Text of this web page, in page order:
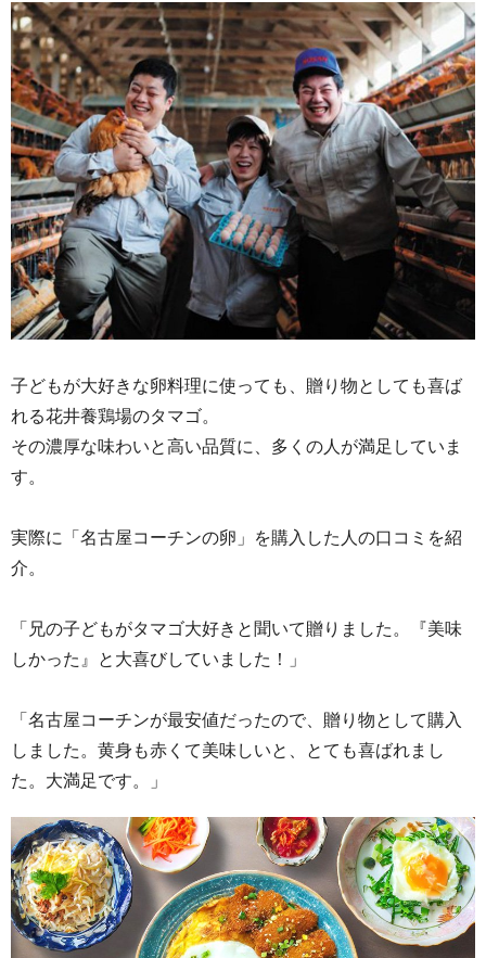
子どもが大好きな卵料理に使っても、贈り物としても喜ば
れる花井養鶏場のタマゴ。
その濃厚な味わいと高い品質に、多くの人が満足していま
す。
実際に「名古屋コーチンの卵」を購入した人の口コミを紹
介。
「兄の子どもがタマゴ大好きと聞いて贈りました。『美味
しかった』と大喜びしていました！」
「名古屋コーチンが最安値だったので、贈り物として購入
しました。黄身も赤くて美味しいと、とても喜ばれまし
た。大満足です。」